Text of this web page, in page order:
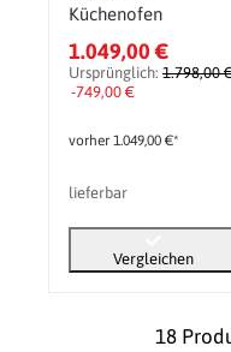
Küchenofen
1.049,00 €
Ursprünglich: 1.798,00
-749,00 €
vorher 1.049,00 €*
lieferbar
Vergleichen